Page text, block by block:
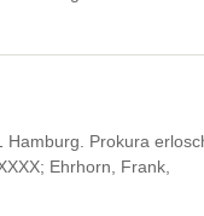
Hamburg. Prokura
Ehrhorn, Frank,